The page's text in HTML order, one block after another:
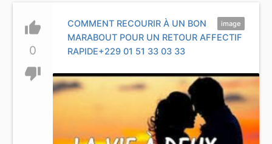
thumb_up
0
thumb_down
image
COMMENT RECOURIR À UN BON
MARABOUT POUR UN RETOUR AFFECTIF
RAPIDE+229 01 51 33 03 33